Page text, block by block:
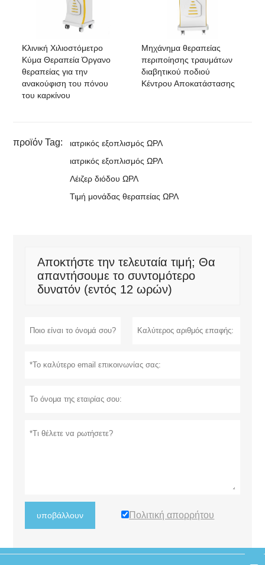
Κλινική Χιλιοστόμετρο
Κύμα Θεραπεία Όργανο
θεραπείας για την
ανακούφιση του πόνου
του καρκίνου
Μηχάνημα θεραπείας
περιποίησης τραυμάτων
διαβητικού ποδιού
Κέντρου Αποκατάστασης
προϊόν Tag:
ιατρικός εξοπλισμός ΩΡΛ
ιατρικός εξοπλισμός ΩΡΛ
Λέιζερ διόδου ΩΡΛ
Τιμή μονάδας θεραπείας ΩΡΛ
Αποκτήστε την τελευταία τιμή; Θα
απαντήσουμε το συντομότερο
δυνατόν (εντός 12 ωρών)
υποβάλλουν Πολιτική απορρήτου